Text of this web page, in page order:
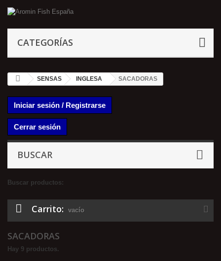
CATEGORÍAS
SENSAS INGLESA SACADORAS
Iniciar sesión / Registrarse
Cerrar sesión
BUSCAR
Buscar productos:
Carrito: vacío
SACADORAS
Hay 9 productos.